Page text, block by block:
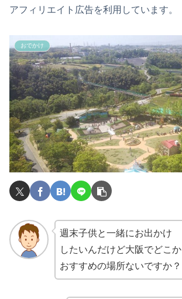
アフィリエイト広告を利用しています。
おでかけ
週末子供と一緒にお出かけ
したいんだけど大阪でどこか
おすすめの場所ないですか？